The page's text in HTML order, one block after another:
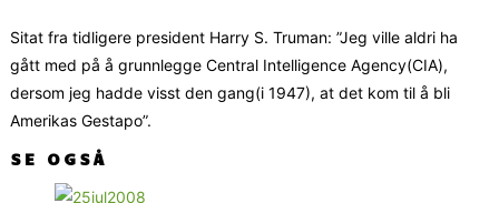
Sitat fra tidligere president Harry S. Truman: ”Jeg ville aldri ha
gått med på å grunnlegge Central Intelligence Agency(CIA),
dersom jeg hadde visst den gang(i 1947), at det kom til å bli
Amerikas Gestapo”.
SE OGSÅ